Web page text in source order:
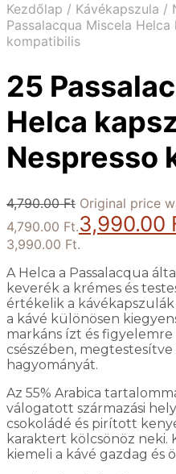
Kezdőlap / Kávékapszula /
Passalacqua Miscela
kompatibilis
25
Helca
Nespresso
4,790.00Ft Original price
4,790.00 Ft.3,990.00
3,990.00 Ft.
A Helca a Passalacqua
keverék a krémes és
értékelik a kávékapszulák
a kávé különösen
markáns ízt és
csészében, megtestesítve
hagyományát.
Az 55% Arabica
válogatott származási
csokoládé és pirított
karaktert kölcsönöz neki.
kiemeli a kávé gazdag és